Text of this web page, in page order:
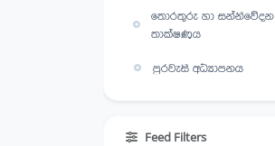
තොරතුරු හා සන්නිවේදන
තාක්ෂණය
පුරවැසි අධ්‍යාපනය
Feed Filters